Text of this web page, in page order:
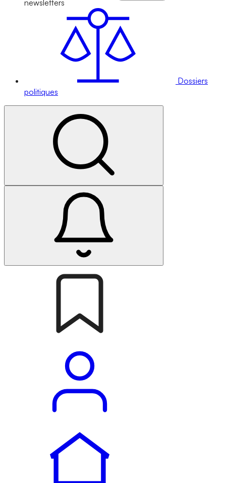
newsletters
Dossiers
politiques